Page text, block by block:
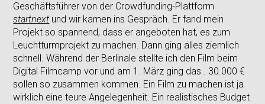
Geschäftsführer von der Crowdfunding-Plattform
startnext und wir kamen ins Gespräch. Er fand mein
Projekt so spannend, dass er angeboten hat, es zum
Leuchtturmprojekt zu machen. Dann ging alles ziemlich
schnell. Während der Berlinale stellte ich den Film beim
Digital Filmcamp vor und am 1. März ging das . 30.000 €
sollen so zusammen kommen. Ein Film zu machen ist ja
wirklich eine teure Angelegenheit. Ein realistisches Budget